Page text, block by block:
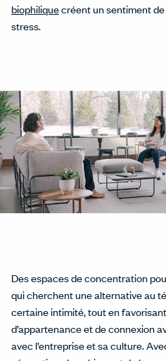
biophiliquecréent un sentiment
stress.
Des espaces de concentration
qui cherchent une alternative au
certaine intimité, tout en
d’appartenance et de connexion
avec l’entreprise et sa culture.